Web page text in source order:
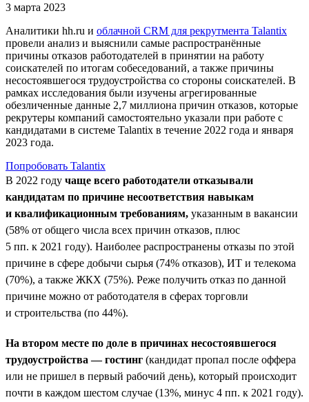
3 марта 2023
Аналитики hh.ru и облачной CRM для рекрутмента Talantix
провели анализ и выяснили самые распространённые
причины отказов работодателей в принятии на работу
соискателей по итогам собеседований, а также причины
несостоявшегося трудоустройства со стороны соискателей. В
рамках исследования были изучены агрегированные
обезличенные данные 2,7 миллиона причин отказов, которые
рекрутеры компаний самостоятельно указали при работе с
кандидатами в системе Talantix в течение 2022 года и января
2023 года.
Попробовать Talantix
В 2022 году чаще всего работодатели отказывали
кандидатам по причине несоответствия навыкам
и квалификационным требованиям, указанным в вакансии
(58% от общего числа всех причин отказов, плюс
5 пп. к 2021 году). Наиболее распространены отказы по этой
причине в сфере добычи сырья (74% отказов), ИТ и телекома
(70%), а также ЖКХ (75%). Реже получить отказ по данной
причине можно от работодателя в сферах торговли
и строительства (по 44%).
На втором месте по доле в причинах несостоявшегося
трудоустройства — гостинг (кандидат пропал после оффера
или не пришел в первый рабочий день), который происходит
почти в каждом шестом случае (13%, минус 4 пп. к 2021 году).